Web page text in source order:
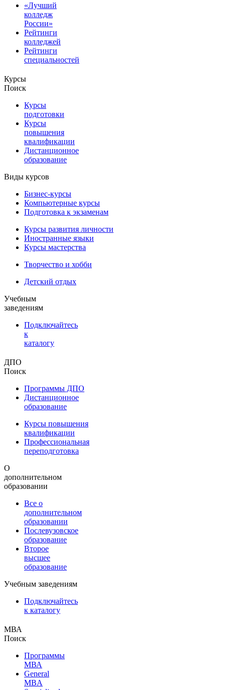
«Лучший
колледж
России»
Рейтинги
колледжей
Рейтинги
специальностей
Курсы
Поиск
Курсы
подготовки
Курсы
повышения
квалификации
Дистанционное
образование
Виды курсов
Бизнес-курсы
Компьютерные курсы
Подготовка к экзаменам
Курсы развития личности
Иностранные языки
Курсы мастерства
Творчество и хобби
Детский отдых
Учебным
заведениям
Подключайтесь
к
каталогу
ДПО
Поиск
Программы ДПО
Дистанционное
образование
Курсы повышения
квалификации
Профессиональная
переподготовка
О
дополнительном
образовании
Все о
дополнительном
образовании
Послевузовское
образование
Второе
высшее
образование
Учебным заведениям
Подключайтесь
к каталогу
МВА
Поиск
Программы
МВА
General
MBA